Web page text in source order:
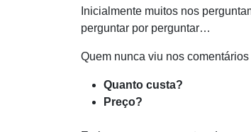
Inicialmente muitos nos
perguntar por perguntar…
Quem nunca viu nos
Quanto custa?
Preço?